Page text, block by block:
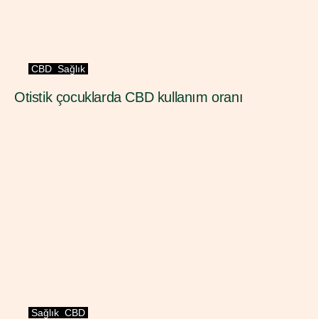
CBD Sağlık
Otistik çocuklarda CBD kullanım oranı
Sağlık CBD